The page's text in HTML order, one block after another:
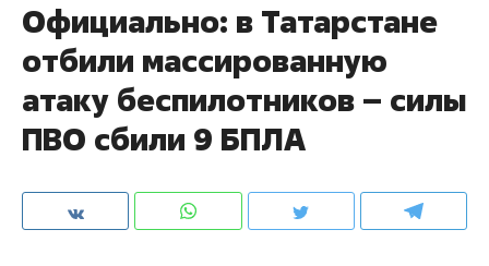
Официально: в Татарстане
отбили массированную
атаку беспилотников – силы
ПВО сбили 9 БПЛА